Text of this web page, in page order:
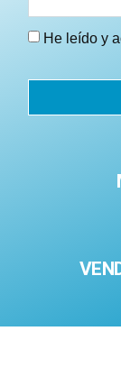
He leído y